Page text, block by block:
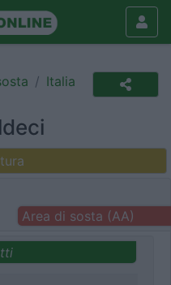
Italia
Area di sosta (AA)